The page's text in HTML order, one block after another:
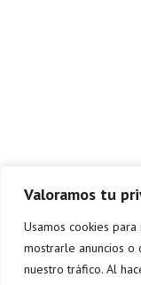
Valoramos tu
Usamos cookies
mostrarle anuncios o
nuestro tráfico. Al